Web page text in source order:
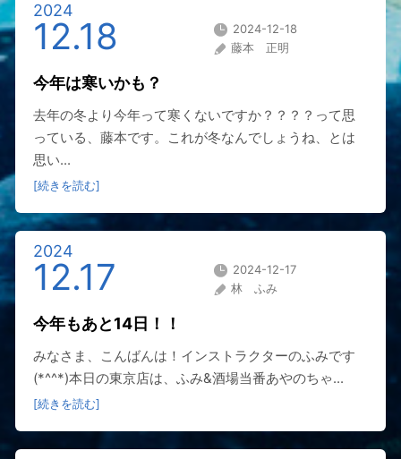
2024
12.18
2024-12-18
藤本 正明
今年は寒いかも？
去年の冬より今年って寒くないですか？？？？って思
っている、藤本です。これが冬なんでしょうね、とは
思い...
[続きを読む]
2024
12.17
2024-12-17
林 ふみ
今年もあと14日！！
みなさま、こんばんは！インストラクターのふみです
(*^^*)本日の東京店は、ふみ&酒場当番あやのちゃ...
[続きを読む]